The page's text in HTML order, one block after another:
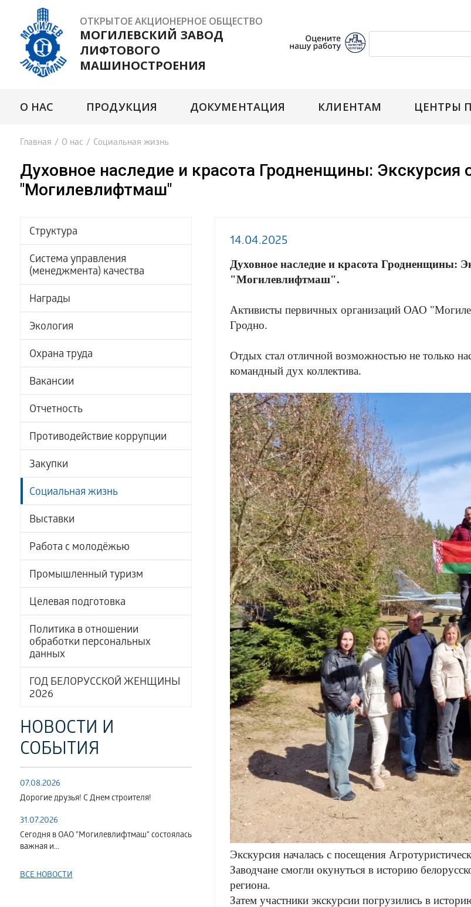
ОТКРЫТОЕ АКЦИОНЕРНОЕ ОБЩЕСТВО
МОГИЛЕВСКИЙ ЗАВОД
ЛИФТОВОГО
МАШИНОСТРОЕНИЯ
О НАС ПРОДУКЦИЯ ДОКУМЕНТАЦИЯ КЛИЕНТАМ ЦЕНТРЫ
Главная / О нас / Социальная жизнь
Духовное наследие и красота Гродненщины: Экскурсия
"Могилевлифтмаш"
Структура
Система управления
(менеджмента) качества
Награды
Экология
Охрана труда
Вакансии
Отчетность
Противодействие коррупции
Закупки
Социальная жизнь
Выставки
Работа с молодёжью
Промышленный туризм
Целевая подготовка
Политика в отношении
обработки персональных
данных
ГОД БЕЛОРУССКОЙ ЖЕНЩИНЫ
2026
НОВОСТИ И
СОБЫТИЯ
07.08.2026
Дорогие друзья! С Днем строителя!
31.07.2026
Сегодня в ОАО "Могилевлифтмаш" состоялась
важная и...
ВСЕ НОВОСТИ
14.04.2025
Духовное наследие и красота Гродненщины:
"Могилевлифтмаш".
Активисты первичных организаций ОАО
Гродно.
Отдых стал отличной возможностью не только
командный дух коллектива.
Экскурсия началась с посещения
Заводчане смогли окунуться в историю
региона.
Затем участники экскурсии погрузились в